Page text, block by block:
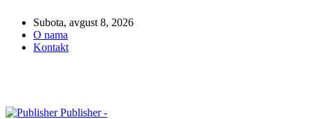
Subota, avgust 8, 2026
O nama
Kontakt
Publisher -